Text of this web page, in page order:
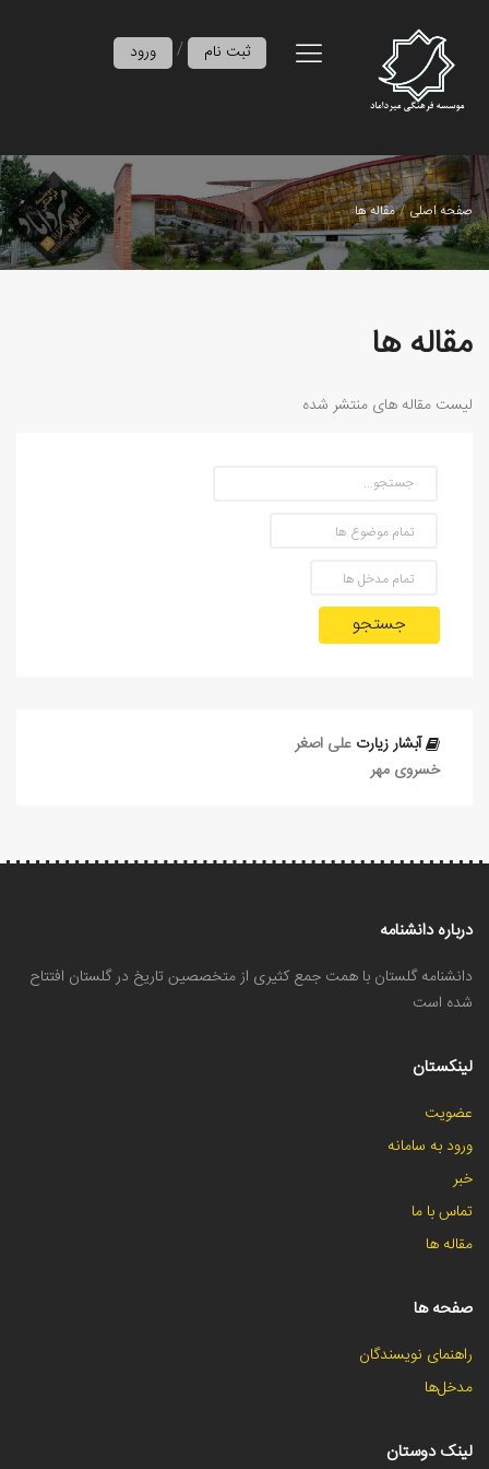
ورود / ثبت نام
صفحه اصلی مقاله ها
مقاله ها
لیست مقاله های منتشر شده
جستجو
آبشار زيارت علی‏ اصغر
خسروی مهر
درباره دانشنامه
دانشنامه گلستان با همت جمع کثیری از متخصصین تاریخ در گلستان افتتاح
شده است
لینکستان
عضویت
ورود به سامانه
خبر
تماس با ما
مقاله ها
صفحه ها
راهنمای نویسندگان
مدخل‌ها
لینک دوستان